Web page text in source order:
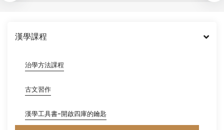
漢學課程
治學方法課程
古文習作
漢學工具書-開啟四庫的鑰匙